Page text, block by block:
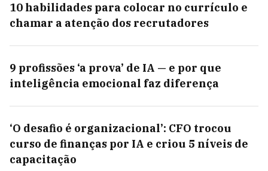
10 habilidades para colocar no currículo e
chamar a atenção dos recrutadores
9 profissões ‘a prova’ de IA — e por que
inteligência emocional faz diferença
‘O desafio é organizacional’: CFO trocou
curso de finanças por IA e criou 5 níveis de
capacitação